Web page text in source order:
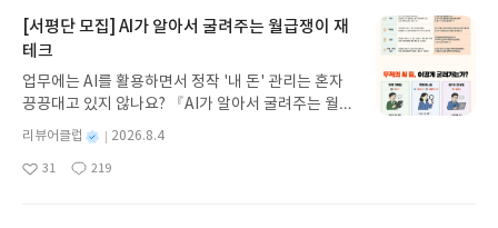
니라는 걸 느낄 수 있는 책이었다.-부부의 하루는 그
렇게 흘러간다. 각자의 일 때문에 바쁘게 뛰어다니고,
은 공간에서 서로의 온기를 확인하며 웃음으로 마무
리된다. 어떤 날은 다투고, 어떤 날은 손잡고 웃지만,
돌이켜보면 모두 사랑임을 알 수 있다. 이 평범한 일
상을 녹음으로 기록하는 그들이 부럽게 느껴진다.*출
판사로부터 도서제공 받았습니다
른들은 모두 바쁘고, 계산적이며, 자신이 진짜로 원
하는 것이 무엇인지 모른 채 살아간다. 전에 읽을 때
는 못 느꼈던 '어른의 모습'를 알게 되었다.-"아
니, 난 친구를 찾고 있어. 길들인다는 게 무슨 뜻이
야?""그건 너무 자주 잊히고 있어. 그건 '관계를 맺는
다'는 뜻이야. 난 네가 필요하지 않고, 너도 내가 필요
하지 않지. 네게 있어 난 수많은 다른 여우 중한 마리
지 않고 끝까지 읽을 수 있다. 3천 년을 이어 온 귀향
과 모험의 대서사시가 가장 읽기 편한 번역으로 새롭
스 저/육혜원 역출판사이화북스 예스24 바로가기 닫
기모집인원 : 5명신청기간 : 2026.08.05 ~ 2026.08.
09발표일자 : 2026.08.13리뷰 작성기한 : 도서/상품
품 받으실 주소/연락처를 업데이트 해주세요! (선정
[서평단 모집] AI가 알아서 굴려주는 월급쟁이 재
테크
업무에는 AI를 활용하면서 정작 '내 돈' 관리는 혼자
끙끙대고 있지 않나요? 『AI가 알아서 굴려주는 월급
쟁이 재테크』는 챗GPT·클로드·제미나이·퍼플렉시
티를 나만의 재테크 팀으로 만드는 실전 가이드입니
다. 재무 진단부터 주식 투자, 부동산, 절세, 자산 관
별
리뷰어클럽
성
2026.8.4
좋
31
댓
219
작